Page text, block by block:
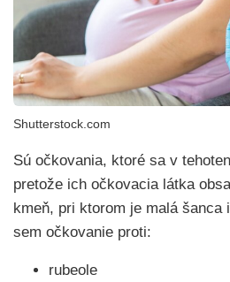
Shutterstock.com
Sú očkovania, ktoré sa v
pretože ich očkovacia látka
kmeň, pri ktorom je malá šanca
sem očkovanie proti:
rubeole